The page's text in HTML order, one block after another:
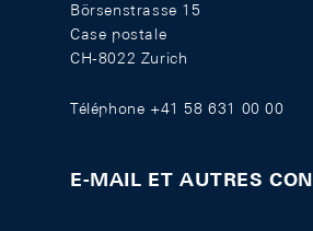
Börsenstrasse 15
Case postale
CH-8022 Zurich
Téléphone +41 58 631 00 00
E-MAIL ET AUTRES